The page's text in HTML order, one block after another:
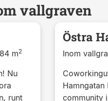
vallgraven
m2
Nu
runt
Östra
Inom
Hamngatan
community